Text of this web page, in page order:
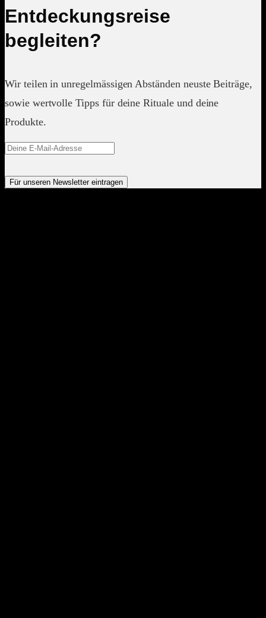
Entdeckungsreise
begleiten?
Wir teilen in unregelmässigen Abständen neuste Beiträge,
sowie wertvolle Tipps für deine Rituale und deine
Produkte.